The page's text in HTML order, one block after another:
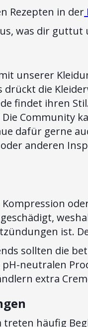
Rezepten in der
was dir
unserer
drückt die
findet ihren
Community
dafür gerne
anderen
ist.
sollten die
neutralen
extra
treten häufig